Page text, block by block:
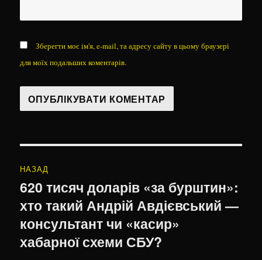
Зберегти моє ім'я, e-mail, та адресу сайту в цьому браузері
для моїх подальших коментарів.
записів
НАЗАД
Попередній
запис:
620 тисяч доларів «за бурштин»:
хто такий Андрій Авдієвський —
консультант чи «касир»
хабарної схеми СБУ?